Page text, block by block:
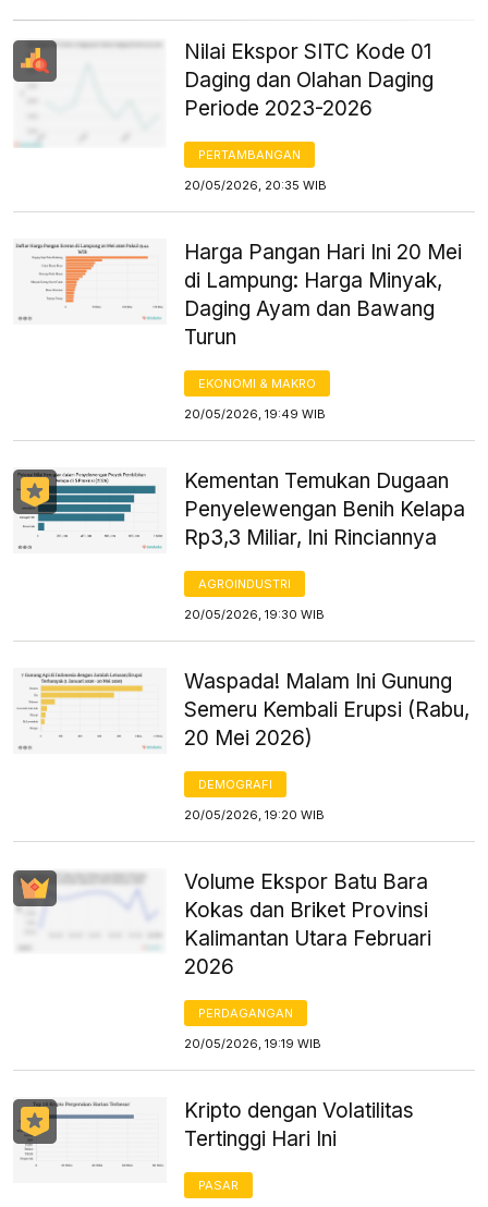
Nilai Ekspor SITC Kode 01
Daging dan Olahan Daging
Periode 2023-2026
PERTAMBANGAN
20/05/2026, 20:35 WIB
Harga Pangan Hari Ini 20 Mei
di Lampung: Harga Minyak,
Daging Ayam dan Bawang
Turun
EKONOMI & MAKRO
20/05/2026, 19:49 WIB
Kementan Temukan Dugaan
Penyelewengan Benih Kelapa
Rp3,3 Miliar, Ini Rinciannya
AGROINDUSTRI
20/05/2026, 19:30 WIB
Waspada! Malam Ini Gunung
Semeru Kembali Erupsi (Rabu,
20 Mei 2026)
DEMOGRAFI
20/05/2026, 19:20 WIB
Volume Ekspor Batu Bara
Kokas dan Briket Provinsi
Kalimantan Utara Februari
2026
PERDAGANGAN
20/05/2026, 19:19 WIB
Kripto dengan Volatilitas
Tertinggi Hari Ini
PASAR